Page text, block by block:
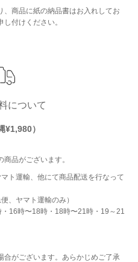
、商品に紙の納品書はお入れしてお
付けください。
について
）
品がございます。
ト運輸、他にて商品配送を行なって
、ヤマト運輸のみ）
16時〜18時・18時〜21時・19～21
がございます。あらかじめご了承